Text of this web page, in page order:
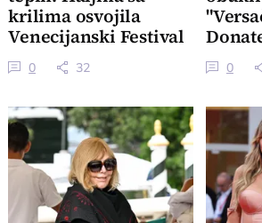
krilima osvojila
Venecijanski Festival
0 32 0